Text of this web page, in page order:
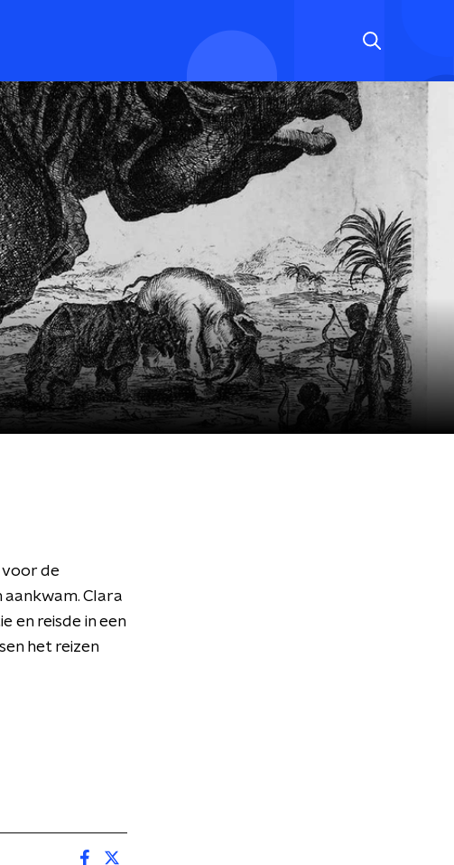
voor de
aankwam. Clara
en reisde in een
het reizen